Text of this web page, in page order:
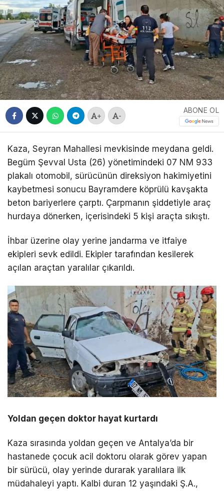
+ -
ABONE OL
Kaza, Seyran Mahallesi mevkisinde meydana geldi.
Begüm Şevval Usta (26) yönetimindeki 07 NM 933
plakalı otomobil, sürücünün direksiyon hakimiyetini
kaybetmesi sonucu Bayramdere köprülü kavşakta
beton bariyerlere çarptı. Çarpmanın şiddetiyle araç
hurdaya dönerken, içerisindeki 5 kişi araçta sıkıştı.
İhbar üzerine olay yerine jandarma ve itfaiye
ekipleri sevk edildi. Ekipler tarafından kesilerek
açılan araçtan yaralılar çıkarıldı.
Yoldan geçen doktor hayat kurtardı
Kaza sırasında yoldan geçen ve Antalya’da bir
hastanede çocuk acil doktoru olarak görev yapan
bir sürücü, olay yerinde durarak yaralılara ilk
müdahaleyi yaptı. Kalbi duran 12 yaşındaki Ş.A.,